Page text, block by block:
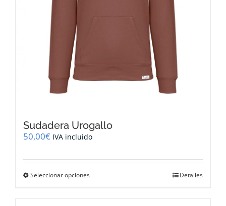
Sudadera Urogallo
50,00€ IVA incluido
Seleccionar opciones Detalles